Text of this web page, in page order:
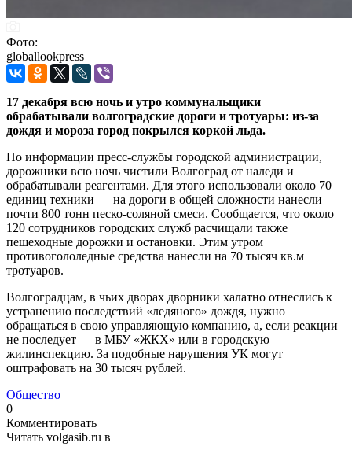
Фото:
globallookpress
17 декабря всю ночь и утро коммунальщики
обрабатывали волгоградские дороги и тротуары: из-за
дождя и мороза город покрылся коркой льда.
По информации пресс-службы городской администрации,
дорожники всю ночь чистили Волгоград от наледи и
обрабатывали реагентами. Для этого использовали около 70
единиц техники — на дороги в общей сложности нанесли
почти 800 тонн песко-соляной смеси. Сообщается, что около
120 сотрудников городских служб расчищали также
пешеходные дорожки и остановки. Этим утром
противогололедные средства нанесли на 70 тысяч кв.м
тротуаров.
Волгоградцам, в чьих дворах дворники халатно отнеслись к
устранению последствий «ледяного» дождя, нужно
обращаться в свою управляющую компанию, а, если реакции
не последует — в МБУ «ЖКХ» или в городскую
жилинспекцию. За подобные нарушения УК могут
оштрафовать на 30 тысяч рублей.
Общество
0
Комментировать
Читать volgasib.ru в